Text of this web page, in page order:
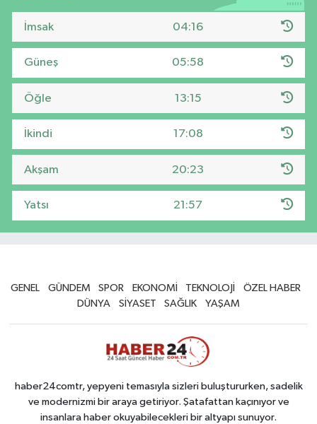
İmsak 04:16
Güneş 05:58
Öğle 13:15
İkindi 17:08
Akşam 20:23
Yatsı 21:57
GENEL GÜNDEM SPOR EKONOMİ TEKNOLOJİ
ÖZEL HABER
DÜNYA
SİYASET SAĞLIK YAŞAM
haber24comtr, yepyeni temasıyla sizleri buluştururken, sadelik
ve modernizmi bir araya getiriyor. Şatafattan kaçınıyor ve
insanlara haber okuyabilecekleri bir altyapı sunuyor.